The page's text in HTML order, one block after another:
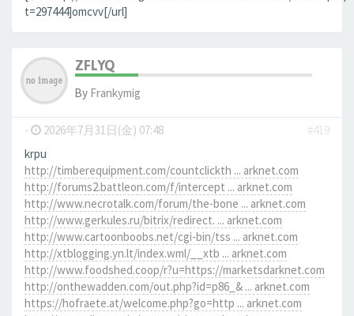
t=297444]omcvv[/url]
ZFLYQ
By Frankymig
- 2026年7月31日(金) 07:48
#419
krpu
http://timberequipment.com/countclickth ... arknet.com
http://forums2.battleon.com/f/intercept ... arknet.com
http://www.necrotalk.com/forum/the-bone ... arknet.com
http://www.gerkules.ru/bitrix/redirect. ... arknet.com
http://www.cartoonboobs.net/cgi-bin/tss ... arknet.com
http://xtblogging.yn.lt/index.wml/__xtb ... arknet.com
http://www.foodshed.coop/r?u=https://marketsdarknet.com
http://onthewadden.com/out.php?id=p86_& ... arknet.com
https://hofraete.at/welcome.php?go=http ... arknet.com